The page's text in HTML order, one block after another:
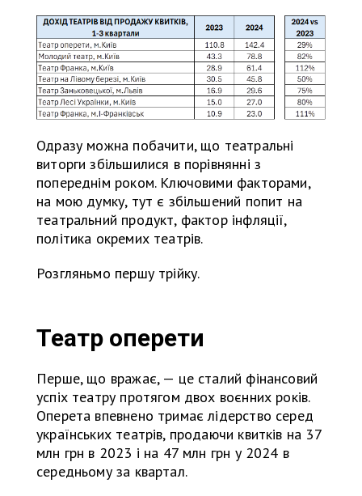
Одразу можна побачити, що театральні
виторги збільшилися в порівнянні з
попереднім роком. Ключовими факторами,
на мою думку, тут є збільшений попит на
театральний продукт, фактор інфляції,
політика окремих театрів.
Розгляньмо першу трійку.
Театр оперети
Перше, що вражає, — це сталий фінансовий
успіх театру протягом двох воєнних років.
Оперета впевнено тримає лідерство серед
українських театрів, продаючи квитків на 37
млн грн в 2023 і на 47 млн грн у 2024 в
середньому за квартал.